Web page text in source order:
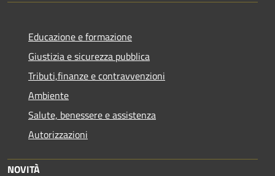
Educazione e formazione
Giustizia e sicurezza pubblica
Tributi,finanze e contravvenzioni
Ambiente
Salute, benessere e assistenza
Autorizzazioni
NOVITÀ